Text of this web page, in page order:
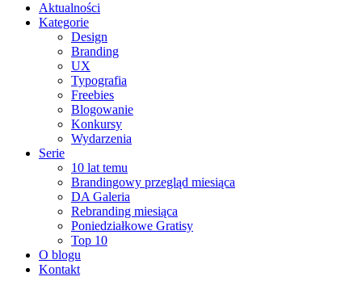
Aktualności
Kategorie
Design
Branding
UX
Typografia
Freebies
Blogowanie
Konkursy
Wydarzenia
Serie
10 lat temu
Brandingowy przegląd miesiąca
DA Galeria
Rebranding miesiąca
Poniedziałkowe Gratisy
Top 10
O blogu
Kontakt